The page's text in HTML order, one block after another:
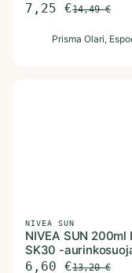
7,25 €14,49€
Prisma Olari,
NIVEA SUN
NIVEA SUN
SK30 -
6,60 €13,20€